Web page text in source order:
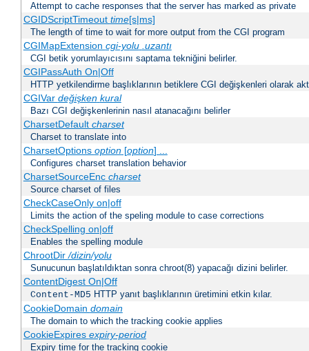
Attempt to cache responses that the server has marked as private
CGIDScriptTimeout time[s|ms]
The length of time to wait for more output from the CGI program
CGIMapExtension cgi-yolu .uzantı
CGI betik yorumlayıcısını saptama tekniğini belirler.
CGIPassAuth On|Off
HTTP yetkilendirme başlıklarının betiklere CGI değişkenleri olarak
CGIVar değişken kural
Bazı CGI değişkenlerinin nasıl atanacağını belirler
CharsetDefault charset
Charset to translate into
CharsetOptions option[option] ...
Configures charset translation behavior
CharsetSourceEnc charset
Source charset of files
CheckCaseOnly on|off
Limits the action of the speling module to case corrections
CheckSpelling on|off
Enables the spelling module
ChrootDir/dizin/yolu
Sunucunun başlatıldıktan sonra chroot(8) yapacağı dizini belirler.
ContentDigest On|Off
Content-MD5 HTTP yanıt başlıklarının üretimini etkin kılar.
CookieDomain domain
The domain to which the tracking cookie applies
CookieExpires expiry-period
Expiry time for the tracking cookie